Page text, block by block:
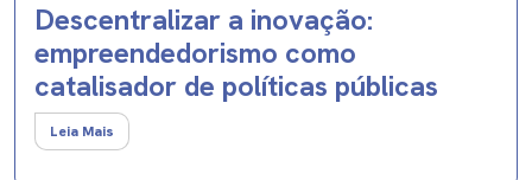
Descentralizar a inovação:
empreendedorismo como
catalisador de políticas públicas
Leia Mais